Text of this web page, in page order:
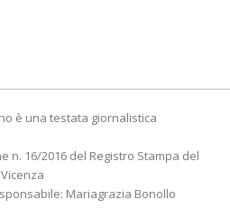
è una testata giornalistica
n. 16/2016 del Registro Stampa del
Mariagrazia Bonollo